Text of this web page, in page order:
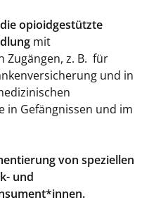
opioidgestützte
mit
Zugängen, z. B. für
und in
in Gefängnissen und im
von speziellen
und